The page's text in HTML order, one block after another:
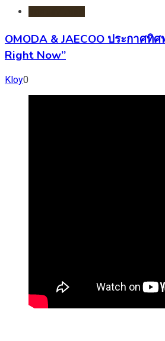
OMODA & JAECOO ประกาศ
Right Now”
Kloy0